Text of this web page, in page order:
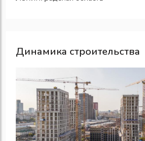
Динамика строительства